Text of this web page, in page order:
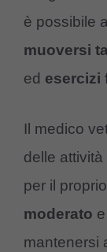
è possibile
muoversi
ed esercizi
Il medico
delle
per il
moderato e
mantenersi